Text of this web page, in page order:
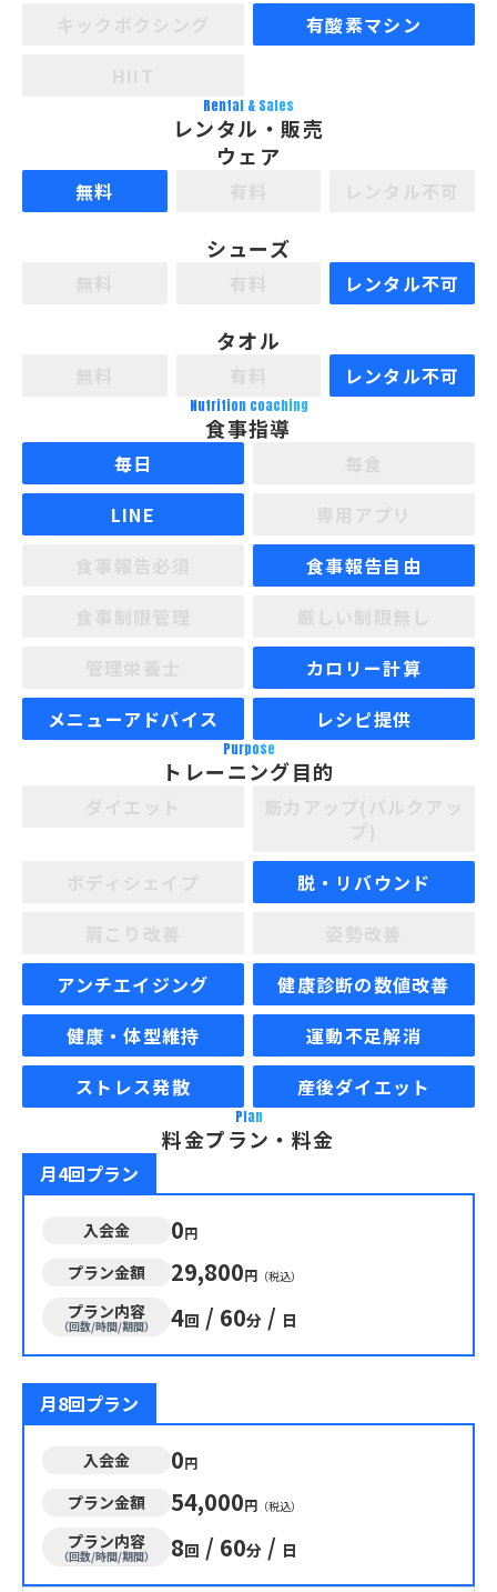
有酸素マシン
Rental & Sales
レンタル・販売
ウェア
無料
シューズ
レンタル不可
タオル
レンタル不可
Nutrition coaching
食事指導
毎日
LINE
食事報告自由
カロリー計算
メニューアドバイス
レシピ提供
Purpose
トレーニング目的
脱・リバウンド
アンチエイジング
健康診断の数値改善
健康・体型維持
運動不足解消
ストレス発散
産後ダイエット
Plan
料金プラン・料金
月4回プラン
入会金 0円
プラン金額 29,800円 （税込）
プラン内容
（回数/時間/期間） 4回 / 60分 / 日
月8回プラン
入会金 0円
プラン金額 54,000円 （税込）
プラン内容
（回数/時間/期間） 8回 / 60分 / 日